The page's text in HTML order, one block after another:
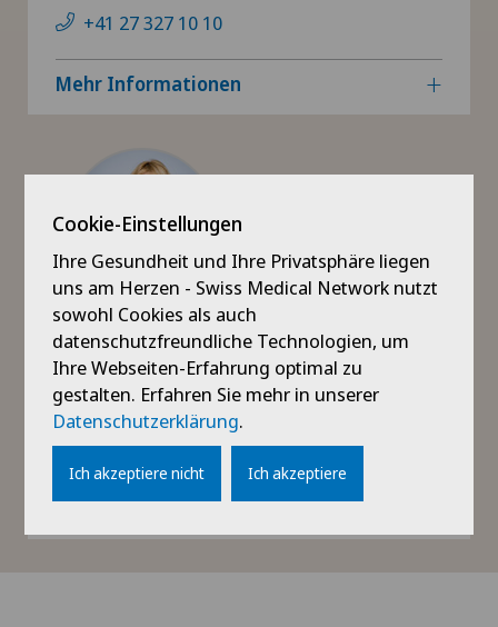
+41 27 327 10 10
Mehr Informationen
Anne Gillioz
Operative Direktorin Direktorin Clinique de Valère
info@cliniquevalere.ch
+41 27 327 10 10
Mehr Informationen
Cookie-Einstellungen
Ihre Gesundheit und Ihre Privatsphäre liegen
uns am Herzen - Swiss Medical Network nutzt
sowohl Cookies als auch
datenschutzfreundliche Technologien, um
Ihre Webseiten-Erfahrung optimal zu
gestalten. Erfahren Sie mehr in unserer
Datenschutzerklärung.
Ich akzeptiere nicht Ich akzeptiere